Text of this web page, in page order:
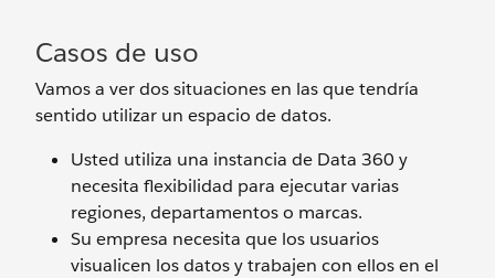
Casos de uso
Vamos a ver dos situaciones en las que tendría
sentido utilizar un espacio de datos.
Usted utiliza una instancia de Data 360 y
necesita flexibilidad para ejecutar varias
regiones, departamentos o marcas.
Su empresa necesita que los usuarios
visualicen los datos y trabajen con ellos en el